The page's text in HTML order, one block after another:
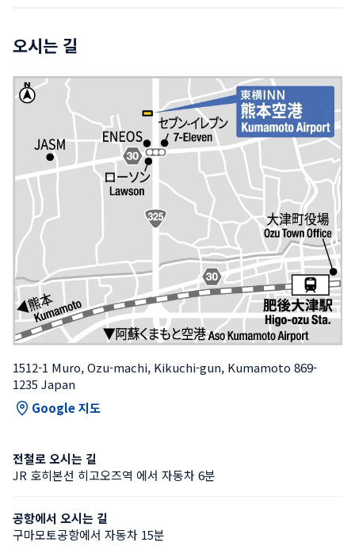
오시는 길
1512-1 Muro, Ozu-machi, Kikuchi-gun, Kumamoto 869-
1235 Japan
Google 지도
전철로 오시는 길
JR 호히본선 히고오즈역 에서 자동차 6분
공항에서 오시는 길
구마모토공항에서 자동차 15분